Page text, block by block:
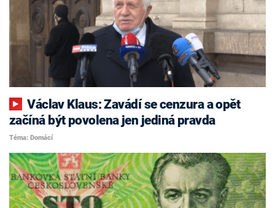
Václav Klaus: Zavádí se cenzura a opět
začíná být povolena jen jediná pravda
Téma: Domácí